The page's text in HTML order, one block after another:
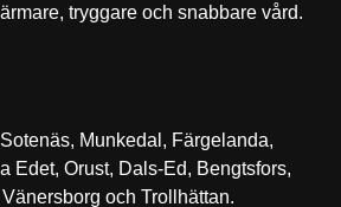
tryggare och snabbare vård.
Munkedal, Färgelanda,
Edet, Orust, Dals-Ed, Bengtsfors,
och Trollhättan.